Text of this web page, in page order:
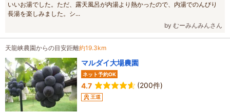
いいお湯でした。ただ、露天風呂が内湯より熱かったので、内湯でのんびり
長湯を楽しみました。シ...
by むーみんみんさん
天龍峡農園からの目安距離約19.3km
マルダイ大場農園
ネット予約OK
4.7 (200件)
王道